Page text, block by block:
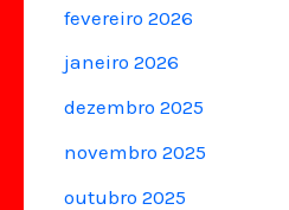
fevereiro 2026
janeiro 2026
dezembro 2025
novembro 2025
outubro 2025